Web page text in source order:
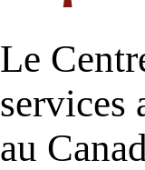
Le
services
au